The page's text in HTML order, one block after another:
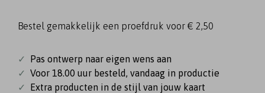
Bestel gemakkelijk een proefdruk voor € 2,50
✓
Pas ontwerp naar eigen wens aan
✓ Voor 18.00 uur besteld, vandaag in productie
✓
Extra producten in de stijl van jouw kaart